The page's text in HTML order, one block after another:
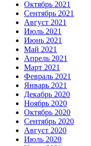
Октябрь 2021
Сентябрь 2021
Август 2021
Июль 2021
Июнь 2021
Май 2021
Апрель 2021
Март 2021
Февраль 2021
Январь 2021
Декабрь 2020
Ноябрь 2020
Октябрь 2020
Сентябрь 2020
Август 2020
Июль 2020